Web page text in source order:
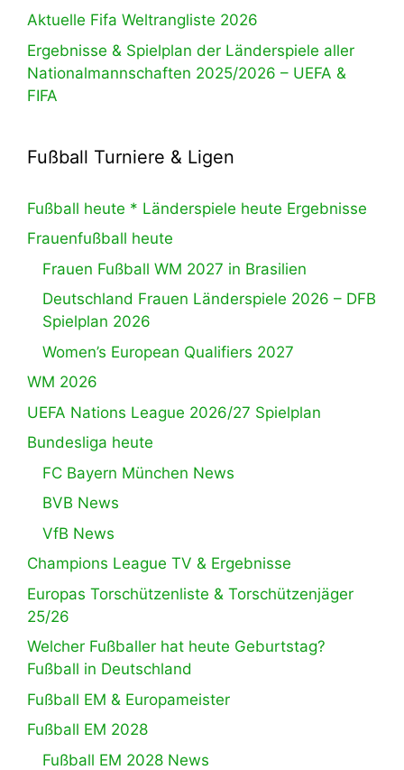
Aktuelle Fifa Weltrangliste 2026
Ergebnisse & Spielplan der Länderspiele aller
Nationalmannschaften 2025/2026 – UEFA &
FIFA
Fußball Turniere & Ligen
Fußball heute * Länderspiele heute Ergebnisse
Frauenfußball heute
Frauen Fußball WM 2027 in Brasilien
Deutschland Frauen Länderspiele 2026 – DFB
Spielplan 2026
Women’s European Qualifiers 2027
WM 2026
UEFA Nations League 2026/27 Spielplan
Bundesliga heute
FC Bayern München News
BVB News
VfB News
Champions League TV & Ergebnisse
Europas Torschützenliste & Torschützenjäger
25/26
Welcher Fußballer hat heute Geburtstag?
Fußball in Deutschland
Fußball EM & Europameister
Fußball EM 2028
Fußball EM 2028 News